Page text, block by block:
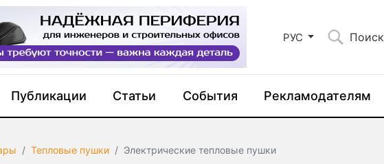
РУС Поиск
Публикации Статьи События Рекламодателям
Тепловые пушки Электрические тепловые пушки